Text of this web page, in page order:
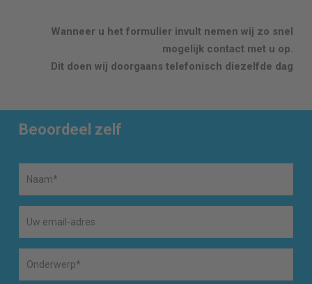
Wanneer u het formulier invult nemen wij zo snel
mogelijk contact met u op.
Dit doen wij doorgaans telefonisch diezelfde dag
Beoordeel zelf